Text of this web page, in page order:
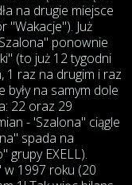
na drugie miejsce
"Wakacje"). Już
ponownie
(to już 12 tygodni
1 raz na drugim i raz
były na samym dole
22 oraz 29
- 'Szalona" ciągle
spada na
grupy EXELL).
w 1997 roku (20